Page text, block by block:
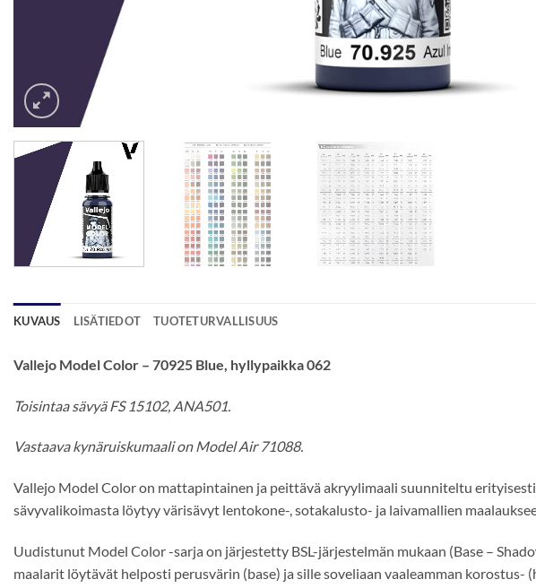
KUVAUS LISÄTIEDOT TUOTETURVALLISUUS
Vallejo Model Color – 70925 Blue, hyllypaikka 062
Toisintaa sävyä FS 15102, ANA501.
Vastaava kynäruiskumaali on Model Air 71088.
Vallejo Model Color on mattapintainen ja peittävä akryylimaali suunniteltu
sävyvalikoimasta löytyy värisävyt lentokone-, sotakalusto- ja laivamallien
Uudistunut Model Color -sarja on järjestetty BSL-järjestelmän mukaan (Base –
maalarit löytävät helposti perusvärin (base) ja sille soveliaan vaaleamman